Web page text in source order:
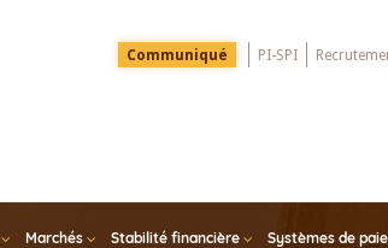
Menu
Top
Communiqué PI-SPI
Marchés Stabilité financière Systèmes de